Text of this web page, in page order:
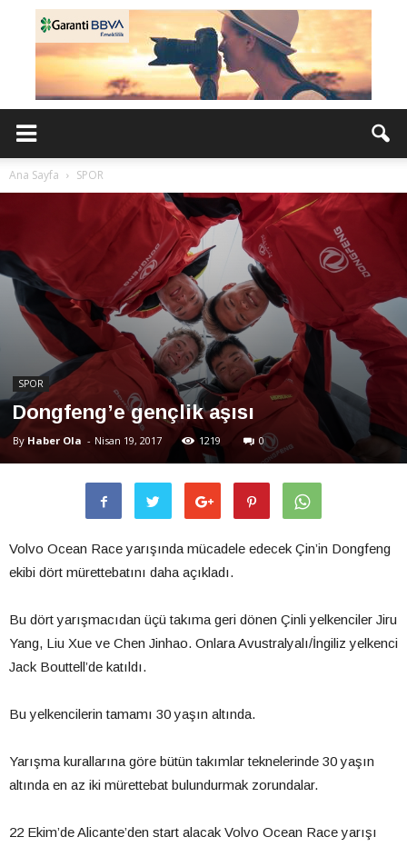
Ana Sayfa SPOR
SPOR
Dongfeng’e gençlik aşısı
By Haber Ola - Nisan 19, 2017 1219 0
Volvo Ocean Race yarışında mücadele edecek Çin’in Dongfeng
ekibi dört mürettebatını daha açıkladı.
Bu dört yarışmacıdan üçü takıma geri dönen Çinli yelkenciler Jiru
Yang, Liu Xue ve Chen Jinhao. Onlara Avustralyalı/İngiliz yelkenci
Jack Bouttell’de katıldı.
Bu yelkencilerin tamamı 30 yaşın altında.
Yarışma kurallarına göre bütün takımlar teknelerinde 30 yaşın
altında en az iki mürettebat bulundurmak zorundalar.
22 Ekim’de Alicante’den start alacak Volvo Ocean Race yarışı